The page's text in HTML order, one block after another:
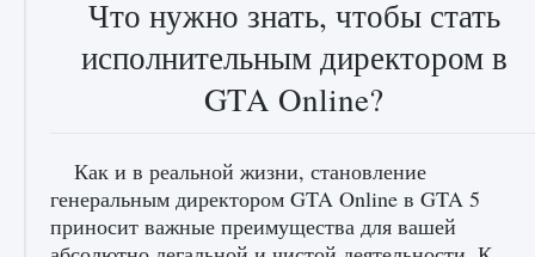
Что нужно знать, чтобы стать
исполнительным директором в
GTA Online?
Как и в реальной жизни, становление
генеральным директором GTA Online в GTA 5
приносит важные преимущества для вашей